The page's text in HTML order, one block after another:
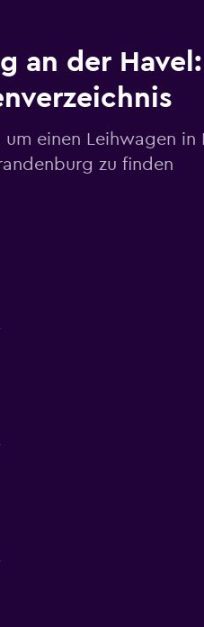
an der Havel:
einen Leihwagen in
zu finden